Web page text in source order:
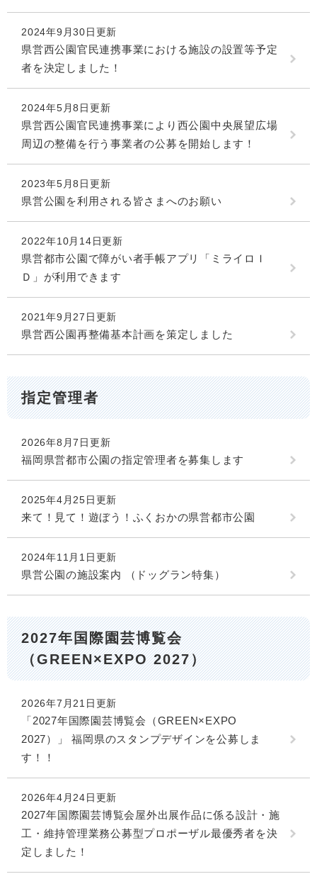
2024年9月30日更新
県営西公園官民連携事業における施設の設置等予定
者を決定しました！
2024年5月8日更新
県営西公園官民連携事業により西公園中央展望広場
周辺の整備を行う事業者の公募を開始します！
2023年5月8日更新
県営公園を利用される皆さまへのお願い
2022年10月14日更新
県営都市公園で障がい者手帳アプリ「ミライロＩ
Ｄ」が利用できます
2021年9月27日更新
県営西公園再整備基本計画を策定しました
指定管理者
2026年8月7日更新
福岡県営都市公園の指定管理者を募集します
2025年4月25日更新
来て！見て！遊ぼう！ふくおかの県営都市公園
2024年11月1日更新
県営公園の施設案内 （ドッグラン特集）
2027年国際園芸博覧会
（GREEN×EXPO 2027）
2026年7月21日更新
「2027年国際園芸博覧会（GREEN×EXPO
2027）」 福岡県のスタンプデザインを公募しま
す！！
2026年4月24日更新
2027年国際園芸博覧会屋外出展作品に係る設計・施
工・維持管理業務公募型プロポーザル最優秀者を決
定しました！